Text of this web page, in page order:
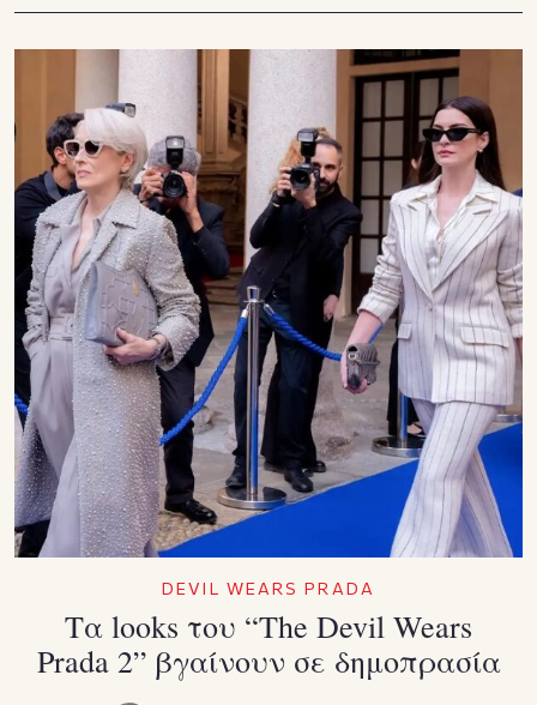
DEVIL WEARS PRADA
Τα looks του “The Devil Wears
Prada 2” βγαίνουν σε δημοπρασία